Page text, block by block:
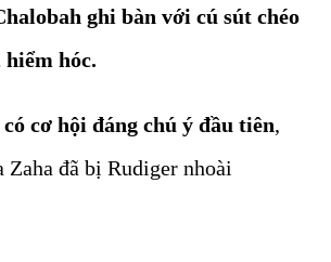
ghi bàn với cú sút chéo
hiểm hóc.
cơ hội đáng chú ý đầu tiên,
Zaha đã bị Rudiger nhoài